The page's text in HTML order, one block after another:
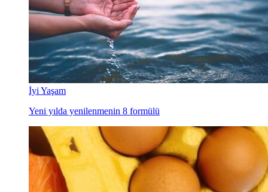
İyi Yaşam
Yeni yılda yenilenmenin 8 formülü